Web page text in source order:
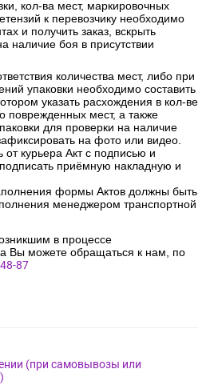
кол-ва мест, маркировочных
к перевозчику необходимо
и получить заказ, вскрыть
наличие боя в присутствии
количества мест, либо при
упаковки необходимо составить
указать расхождения в кол-ве
поврежденных мест, а также
для проверки на наличие
на фото или видео.
курьера Акт с подписью и
приёмную накладную и
формы Актов должны быть
менеджером транспортной
в процессе
Вы можете обращаться к нам, по
87
(при самовывозы или